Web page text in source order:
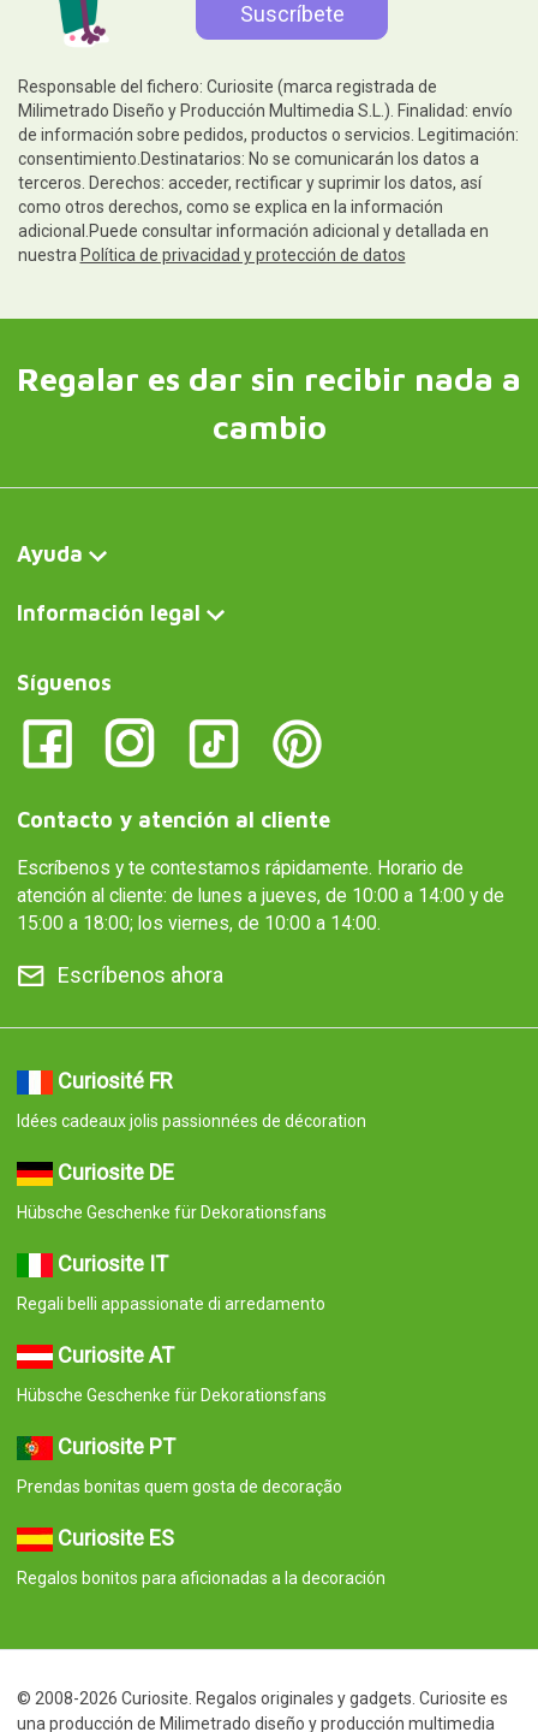
Responsable del fichero: Curiosite (marca registrada de
Milimetrado Diseño y Producción Multimedia S.L.). Finalidad: envío
de información sobre pedidos, productos o servicios. Legitimación:
consentimiento.Destinatarios: No se comunicarán los datos a
terceros. Derechos: acceder, rectificar y suprimir los datos, así
como otros derechos, como se explica en la información
adicional.Puede consultar información adicional y detallada en
nuestra Política de privacidad y protección de datos
Regalar es dar sin recibir nada a
cambio
Ayuda
Información legal
Síguenos
Contacto y atención al cliente
Escríbenos y te contestamos rápidamente. Horario de
atención al cliente: de lunes a jueves, de 10:00 a 14:00 y de
15:00 a 18:00; los viernes, de 10:00 a 14:00.
Escríbenos ahora
Curiosité FR
Idées cadeaux jolis passionnées de décoration
Curiosite DE
Hübsche Geschenke für Dekorationsfans
Curiosite IT
Regali belli appassionate di arredamento
Curiosite AT
Hübsche Geschenke für Dekorationsfans
Curiosite PT
Prendas bonitas quem gosta de decoração
Curiosite ES
Regalos bonitos para aficionadas a la decoración
© 2008-2026 Curiosite. Regalos originales y gadgets. Curiosite es
una producción de Milimetrado diseño y producción multimedia